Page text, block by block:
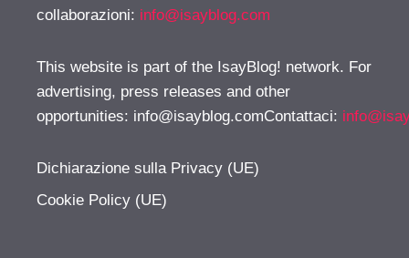
collaborazioni: info@isayblog.com
This website is part of the IsayBlog! network. For
advertising, press releases and other
opportunities: info@isayblog.comContattaci:
Dichiarazione sulla Privacy (UE)
Cookie Policy (UE)